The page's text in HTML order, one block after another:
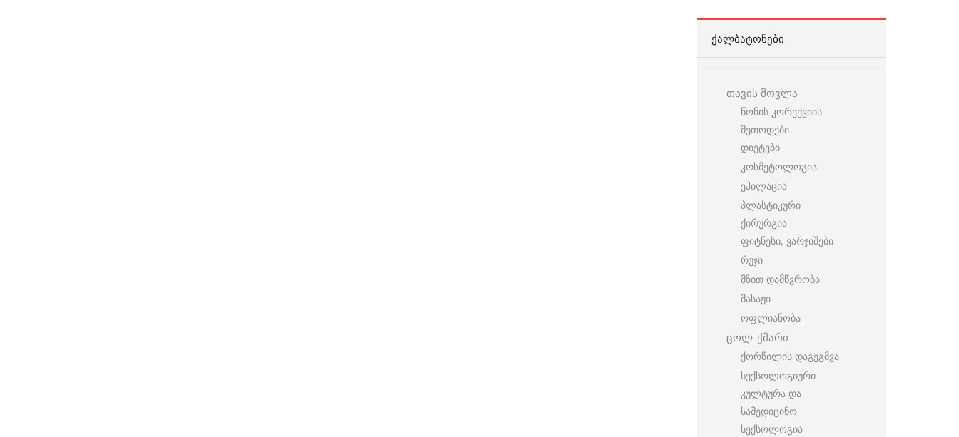
ᲥᲐᲚᲑᲐᲢᲝᲜᲔᲑᲘ
თავის მოვლა
წონის კორექვიის
მეთოდები
დიეტები
კოსმეტოლოგია
ეპილაცია
პლასტიკური
ქირურგია
ფიტნესი, ვარჯიშები
რუჯი
მზით დამწვრობა
მასაჟი
ოფლიანობა
ცოლ-ქმარი
ქორწილის დაგეგმვა
სექსოლოგიური
კულტურა და
სამედიცინო
სექსოლოგია